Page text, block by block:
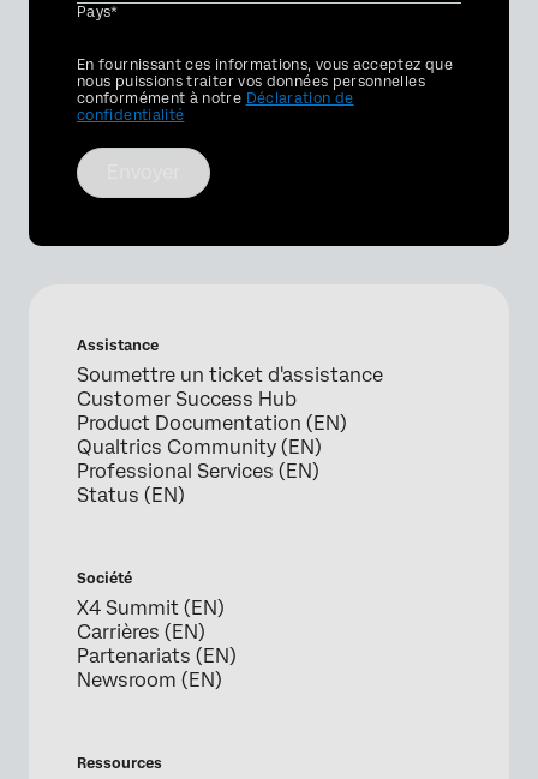
Pays*
Privacy
Optin
En fournissant ces informations, vous acceptez que
nous puissions traiter vos données personnelles
conformément à notre Déclaration de
confidentialité
Assistance
Soumettre un ticket d'assistance
Customer Success Hub
Product Documentation (EN)
Qualtrics Community (EN)
Professional Services (EN)
Status (EN)
Société
X4 Summit (EN)
Carrières (EN)
Partenariats (EN)
Newsroom (EN)
Ressources